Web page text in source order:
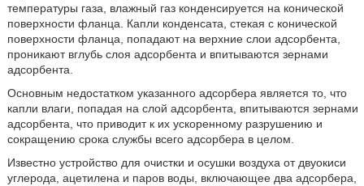
температуры газа, влажный газ конденсируется на конической
поверхности фланца. Капли конденсата, стекая с конической
поверхности фланца, попадают на верхние слои адсорбента,
проникают вглубь слоя адсорбента и впитываются зернами
адсорбента.
Основным недостатком указанного адсорбера является то, что
капли влаги, попадая на слой адсорбента, впитываются зернами
адсорбента, что приводит к их ускоренному разрушению и
сокращению срока службы всего адсорбера в целом.
Известно устройство для очистки и осушки воздуха от двуокиси
углерода, ацетилена и паров воды, включающее два адсорбера,